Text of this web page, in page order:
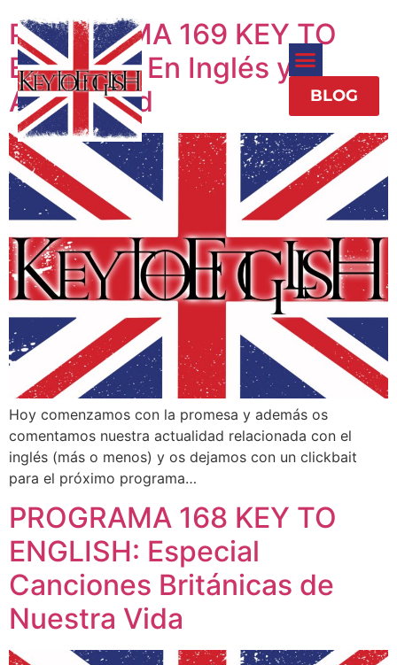
BLOG
PROGRAMA 169 KEY TO
ENGLISH: En Inglés y
Actualidad
Hoy comenzamos con la promesa y además os
comentamos nuestra actualidad relacionada con el
inglés (más o menos) y os dejamos con un clickbait
para el próximo programa…
PROGRAMA 168 KEY TO
ENGLISH: Especial
Canciones Británicas de
Nuestra Vida